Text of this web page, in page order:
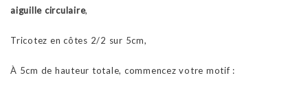
aiguille circulaire,
Tricotez en côtes 2/2 sur 5cm,
À 5cm de hauteur totale, commencez votre motif :